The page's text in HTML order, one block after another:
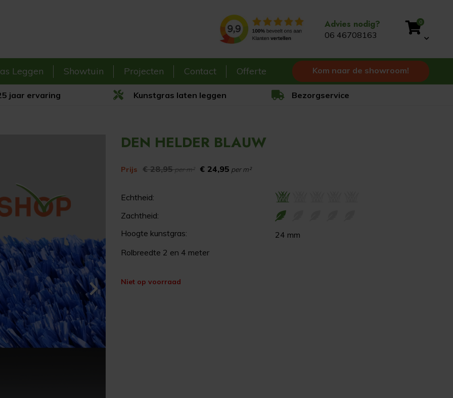
Advies nodig?
06 46708163
0
Leggen Showtuin Projecten Contact Offerte Kom naar de showroom!
jaar ervaring Kunstgras laten leggen Bezorgservice
DEN HELDER BLAUW
Prijs € 24,95 per m²
€ 28,95per m²
Echtheid:
Zachtheid:
Hoogte kunstgras:
24 mm
Rolbreedte 2 en 4 meter
Niet op voorraad